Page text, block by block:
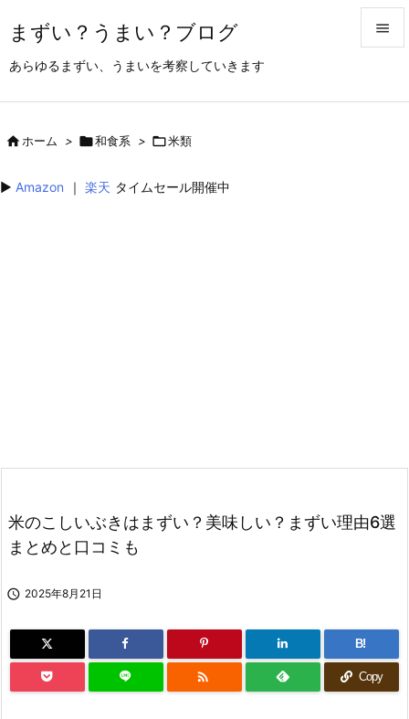
まずい？うまい？ブログ
あらゆるまずい、うまいを考察していきます

ホーム > 和食系 > 米類
▶︎ Amazon ｜ 楽天 タイムセール開催中
米のこしいぶきはまずい？美味しい？まずい理由6選
まとめと口コミも
 2025年8月21日
B!
 Copy